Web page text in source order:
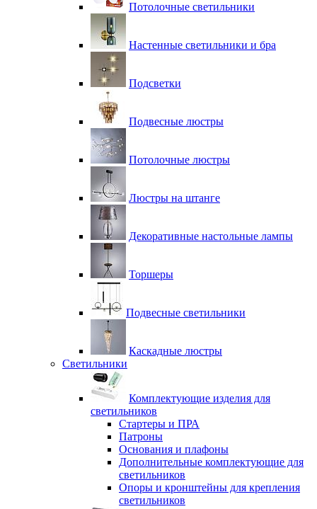
Потолочные светильники
Настенные светильники и бра
Подсветки
Подвесные люстры
Потолочные люстры
Люстры на штанге
Декоративные настольные лампы
Торшеры
Подвесные светильники
Каскадные люстры
Светильники
Комплектующие изделия для
светильников
Стартеры и ПРА
Патроны
Основания и плафоны
Дополнительные комплектующие для
светильников
Опоры и кронштейны для крепления
светильников